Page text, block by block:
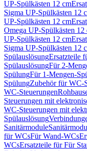
UP-Spülkästen 12 cm
Sigma UP-Spülkästen 12
UP-Spülkästen 12 cm
Omega UP-Spülkästen 12
UP-Spülkästen 12 cm
Sigma UP-Spülkästen 12
SpülauslösungErsatzteile
SpülauslösungFür 2-
SpülungFür 1-Mengen-
SpülungZubehör für WC-
WC-Steuerungen
Steuerungen mit
WC-Steuerungen mit
Spülauslösung
Sanitärmodule
für WCsFür Wand-WCs
WCsErsatzteile für Für